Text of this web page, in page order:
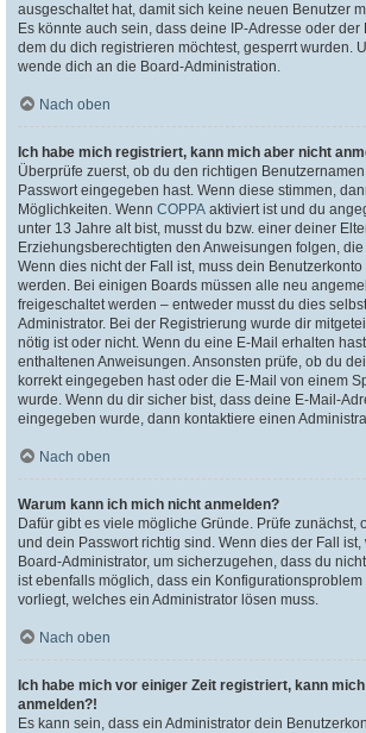
ausgeschaltet hat, damit sich keine neuen Benutzer
Es könnte auch sein, dass deine IP-Adresse oder der
dem du dich registrieren möchtest, gesperrt wurden.
wende dich an die Board-Administration.
Nach oben
Ich habe mich registriert, kann mich aber nicht
Überprüfe zuerst, ob du den richtigen
Passwort eingegeben hast. Wenn diese stimmen,
Möglichkeiten. Wenn COPPA aktiviert ist und du
unter 13 Jahre alt bist, musst du bzw. einer deiner
Erziehungsberechtigten den Anweisungen folgen,
Wenn dies nicht der Fall ist, muss dein
werden. Bei einigen Boards müssen alle neu
freigeschaltet werden – entweder musst du dies
Administrator. Bei der Registrierung wurde dir
nötig ist oder nicht. Wenn du eine E-Mail erhalten
enthaltenen Anweisungen. Ansonsten prüfe, ob du
korrekt eingegeben hast oder die E-Mail von einem
wurde. Wenn du dir sicher bist, dass deine E-Mail-
eingegeben wurde, dann kontaktiere einen
Nach oben
Warum kann ich mich nicht anmelden?
Dafür gibt es viele mögliche Gründe. Prüfe zunächst,
und dein Passwort richtig sind. Wenn dies der Fall
Board-Administrator, um sicherzugehen, dass du
ist ebenfalls möglich, dass ein Konfigurationsproblem
vorliegt, welches ein Administrator lösen muss.
Nach oben
Ich habe mich vor einiger Zeit registriert, kann
anmelden?!
Es kann sein, dass ein Administrator dein